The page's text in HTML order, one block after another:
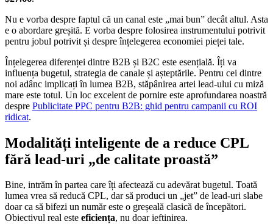
Nu e vorba despre faptul că un canal este „mai bun” decât altul. Asta
e o abordare greșită. E vorba despre folosirea instrumentului potrivit
pentru jobul potrivit și despre înțelegerea economiei pieței tale.
Înțelegerea diferenței dintre B2B și B2C este esențială. Îți va
influența bugetul, strategia de canale și așteptările. Pentru cei dintre
noi adânc implicați în lumea B2B, stăpânirea artei lead-ului cu miză
mare este totul. Un loc excelent de pornire este aprofundarea noastră
despre Publicitate PPC pentru B2B: ghid pentru campanii cu ROI
ridicat.
Modalități inteligente de a reduce CPL
fără lead-uri „de calitate proastă”
Bine, intrăm în partea care îți afectează cu adevărat bugetul. Toată
lumea vrea să reducă CPL, dar să produci un „jet” de lead-uri slabe
doar ca să bifezi un număr este o greșeală clasică de începători.
Obiectivul real este eficiența, nu doar ieftinirea.